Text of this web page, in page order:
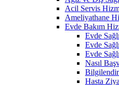
Acil Servis
Ameliyathane
Evde Bakım
Evde
Evde
Evde
Nasıl
Hasta